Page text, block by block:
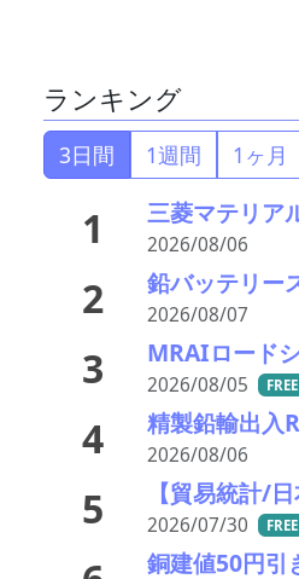
ランキング
3日間 1週間 1ヶ月
1 2026/08/06
2 2026/08/07
3 2026/08/05 FREE
4 2026/08/06
5 2026/07/30 FREE